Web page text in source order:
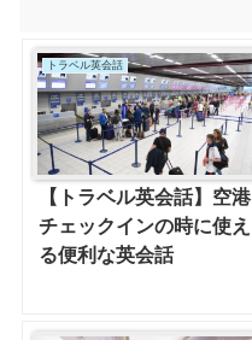
トラベル英会話
【トラベル英会話】空港
チェックインの時に使え
る便利な英会話